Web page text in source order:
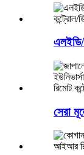
এলইডি/
সেরা